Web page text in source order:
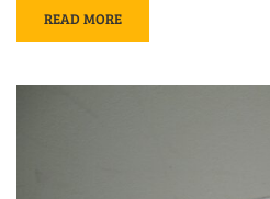
READ
MORE
BRIEF
READ MORE